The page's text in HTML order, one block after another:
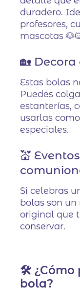
duradero.
profesores,
mascotas
🏡
Estas bolas
Puedes
estanterías,
usarlas
especiales.
💒
Si celebras
bolas son
original que
conservar.
🛠️ ¿Cómo
bola?